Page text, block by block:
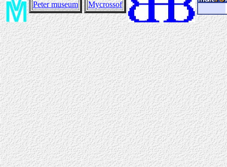
Peter museum Mycrossof